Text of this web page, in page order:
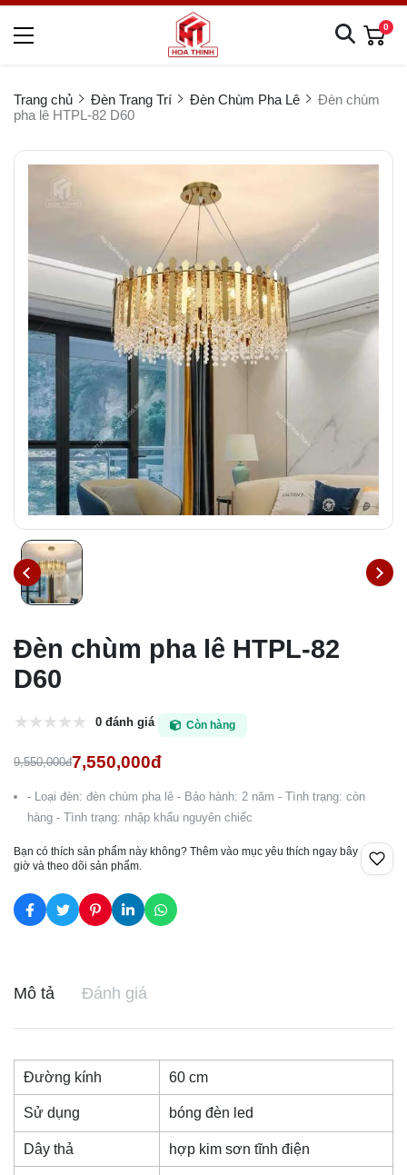
0
Trang chủ Đèn Trang Trí Đèn Chùm Pha Lê
Đèn chùm
pha lê HTPL-82 D60
Đèn chùm pha lê HTPL-82
D60
0 đánh giá Còn hàng
9,550,000đ7,550,000đ
- Loại đèn: đèn chùm pha lê - Bảo hành: 2 năm - Tình trạng: còn
hàng - Tình trạng: nhập khẩu nguyên chiếc
Bạn có thích sản phẩm này không? Thêm vào mục yêu thích ngay bây
giờ và theo dõi sản phẩm.
Mô tả Đánh giá
Đường kính 60 cm
Sử dụng bóng đèn led
Dây thả hợp kim sơn tĩnh điện